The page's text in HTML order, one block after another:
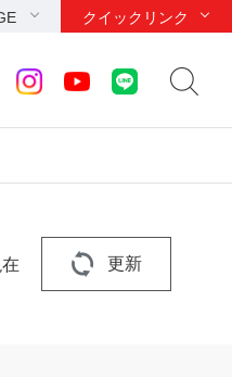
クイックリンク
更新